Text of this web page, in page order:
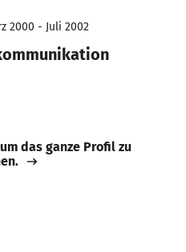
2000 - Juli 2002
das ganze Profil zu